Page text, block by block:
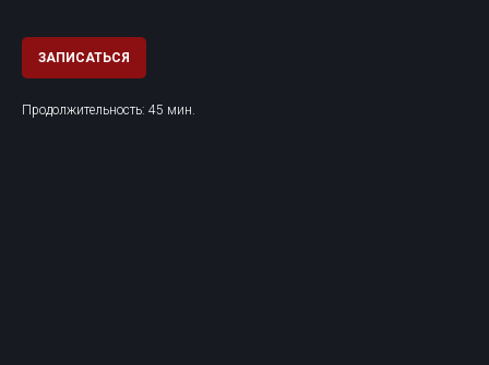
ЗАПИСАТЬСЯ
Продолжительность: 45 мин.